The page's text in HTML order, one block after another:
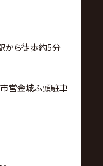
から徒歩約5分
営金城ふ頭駐車